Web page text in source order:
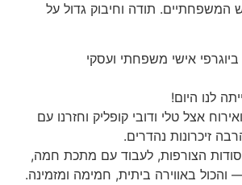
המשפחתיים. תודה וחיבוק גדול על
לנו היום!
אצל טלי ודובי קופליק וחזרנו עם
זיכרונות נהדרים.
הצורפות, לעבוד עם מתכת חמה,
באווירה ביתית, חמימה ומזמינה.